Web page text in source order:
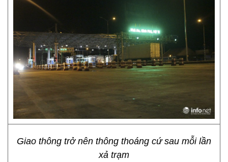
Giao thông trở nên thông thoáng cứ sau mỗi lần
xả trạm